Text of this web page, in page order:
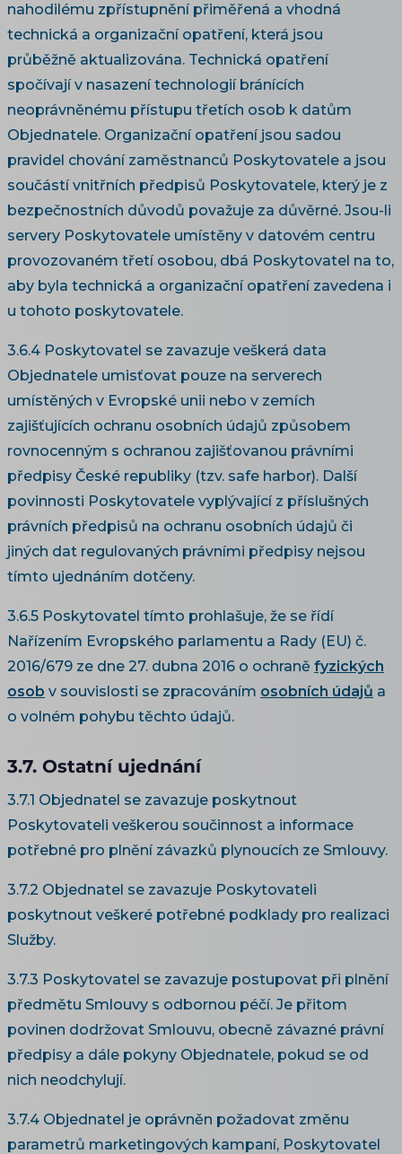
nahodilému zpřístupnění přiměřená a vhodná
technická a organizační opatření, která jsou
průběžně aktualizována. Technická opatření
spočívají v nasazení technologií bránících
neoprávněnému přístupu třetích osob k datům
Objednatele. Organizační opatření jsou sadou
pravidel chování zaměstnanců Poskytovatele a jsou
součástí vnitřních předpisů Poskytovatele, který je z
bezpečnostních důvodů považuje za důvěrné. Jsou-li
servery Poskytovatele umístěny v datovém centru
provozovaném třetí osobou, dbá Poskytovatel na to,
aby byla technická a organizační opatření zavedena i
u tohoto poskytovatele.
3.6.4 Poskytovatel se zavazuje veškerá data
Objednatele umisťovat pouze na serverech
umístěných v Evropské unii nebo v zemích
zajišťujících ochranu osobních údajů způsobem
rovnocenným s ochranou zajišťovanou právními
předpisy České republiky (tzv. safe harbor). Další
povinnosti Poskytovatele vyplývající z příslušných
právních předpisů na ochranu osobních údajů či
jiných dat regulovaných právními předpisy nejsou
tímto ujednáním dotčeny.
3.6.5 Poskytovatel tímto prohlašuje, že se řídí
Nařízením Evropského parlamentu a Rady (EU) č.
2016/679 ze dne 27. dubna 2016 o ochraně fyzických
osob v souvislosti se zpracováním osobních údajů a
o volném pohybu těchto údajů.
3.7. Ostatní ujednání
3.7.1 Objednatel se zavazuje poskytnout
Poskytovateli veškerou součinnost a informace
potřebné pro plnění závazků plynoucích ze Smlouvy.
3.7.2 Objednatel se zavazuje Poskytovateli
poskytnout veškeré potřebné podklady pro realizaci
Služby.
3.7.3 Poskytovatel se zavazuje postupovat při plnění
předmětu Smlouvy s odbornou péčí. Je přitom
povinen dodržovat Smlouvu, obecně závazné právní
předpisy a dále pokyny Objednatele, pokud se od
nich neodchylují.
3.7.4 Objednatel je oprávněn požadovat změnu
parametrů marketingových kampaní, Poskytovatel